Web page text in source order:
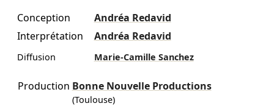
Conception
Andréa Redavid
Interprétation
Andréa Redavid
Diffusion Marie-Camille Sanchez
Production Bonne Nouvelle Productions
(Toulouse)